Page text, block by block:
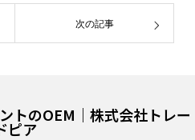
次の記事
トのOEM｜株式会社トレー
ピア